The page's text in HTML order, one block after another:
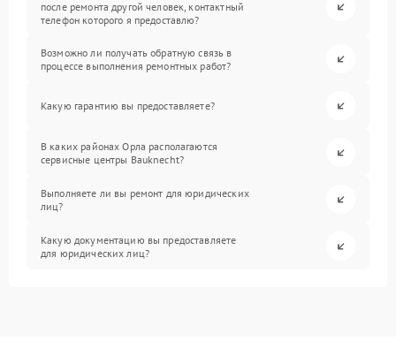
после ремонта другой человек, контактный
телефон которого я предоставлю?
Возможно ли получать обратную связь в
процессе выполнения ремонтных работ?
Какую гарантию вы предоставляете?
В каких районах Орла располагаются
сервисные центры Bauknecht?
Выполняете ли вы ремонт для юридических
лиц?
Какую документацию вы предоставляете
для юридических лиц?